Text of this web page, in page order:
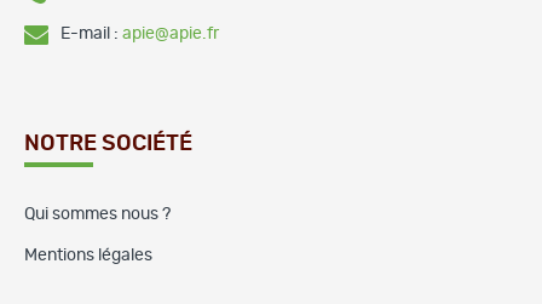
E-mail : apie@apie.fr
NOTRE SOCIÉTÉ
Qui sommes nous ?
Mentions légales